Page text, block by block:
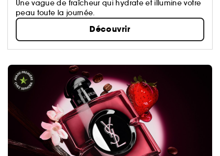
Une vague de fraîcheur qui hydrate et illumine votre
peau toute la journée.
Découvrir